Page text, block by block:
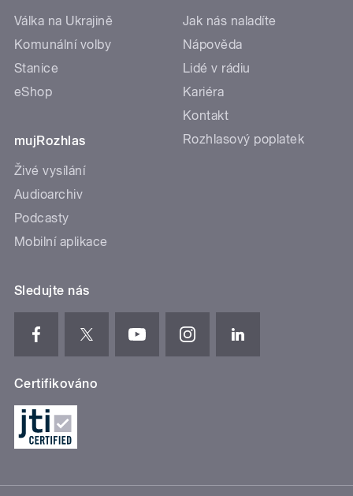
Válka na Ukrajině
Komunální volby
Stanice
eShop
mujRozhlas
Živé vysílání
Audioarchiv
Podcasty
Mobilní aplikace
Jak nás naladíte
Nápověda
Lidé v rádiu
Kariéra
Kontakt
Rozhlasový poplatek
Sledujte nás
Certifikováno